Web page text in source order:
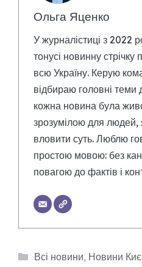
Ольга Яценко
У журналістиці з 2022
тонусі новинну стрічку
всю Україну. Керую
відбираю головні
кожна новина була
зрозумілою для людей,
вловити суть. Люблю
простою мовою: без
повагою до фактів і
Категорії
Всі новини, Новини